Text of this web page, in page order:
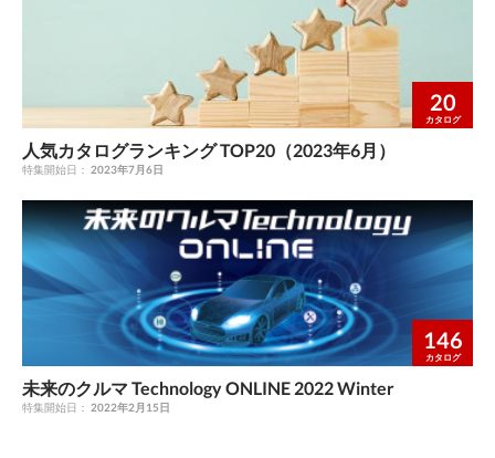
20
カタログ
人気カタログランキング TOP20（2023年6月）
特集開始日： 2023年7月6日
146
カタログ
未来のクルマ Technology ONLINE 2022 Winter
特集開始日： 2022年2月15日